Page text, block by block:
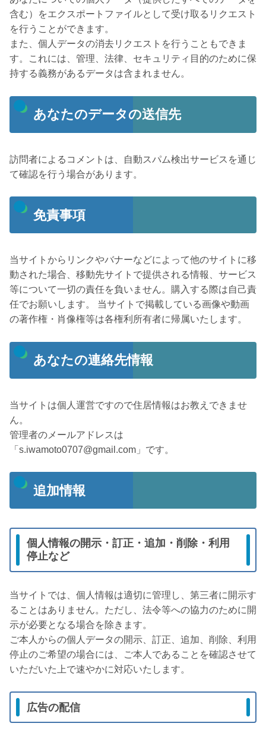
含む）をエクスポートファイルとして受け取るリクエスト
を行うことができます。
また、個人データの消去リクエストを行うこともできま
す。これには、管理、法律、セキュリティ目的のために保
持する義務があるデータは含まれません。
あなたのデータの送信先
訪問者によるコメントは、自動スパム検出サービスを通じ
て確認を行う場合があります。
免責事項
当サイトからリンクやバナーなどによって他のサイトに移
動された場合、移動先サイトで提供される情報、サービス
等について一切の責任を負いません。購入する際は自己責
任でお願いします。 当サイトで掲載している画像や動画
の著作権・肖像権等は各権利所有者に帰属いたします。
あなたの連絡先情報
当サイトは個人運営ですので住居情報はお教えできませ
ん。
管理者のメールアドレスは
「s.iwamoto0707@gmail.com」です。
追加情報
個人情報の開示・訂正・追加・削除・利用
停止など
当サイトでは、個人情報は適切に管理し、第三者に開示す
ることはありません。ただし、法令等への協力のために開
示が必要となる場合を除きます。
ご本人からの個人データの開示、訂正、追加、削除、利用
停止のご希望の場合には、ご本人であることを確認させて
いただいた上で速やかに対応いたします。
広告の配信